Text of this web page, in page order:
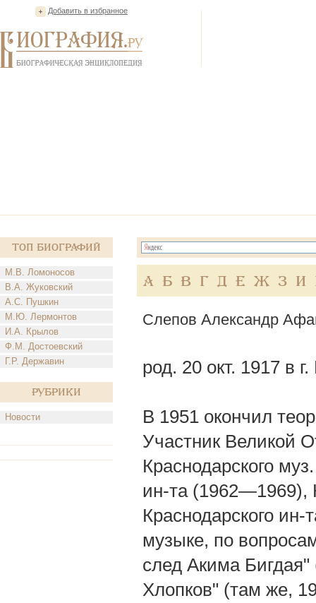
Добавить в избранное
Топ Биографий
М.В. Ломоносов
В.А. Жуковский
А.С. Пушкин
М.Ю. Лермонтов
И.А. Крылов
Ф.М. Достоевский
Г.Р. Державин
Рубрики
Новости
А Б В Г Д Е Ж З И
Слепов Александр
род. 20 окт. 1917 в
В 1951 окончил
Участник Великой
Краснодарского
ин-та (1962—1969),
Краснодарского
музыке, по
след Акима
Хлопков" (там же,